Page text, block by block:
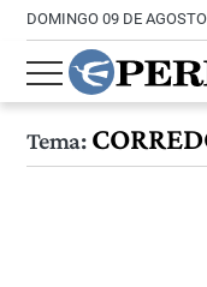
DOMINGO 09 DE
Tema: